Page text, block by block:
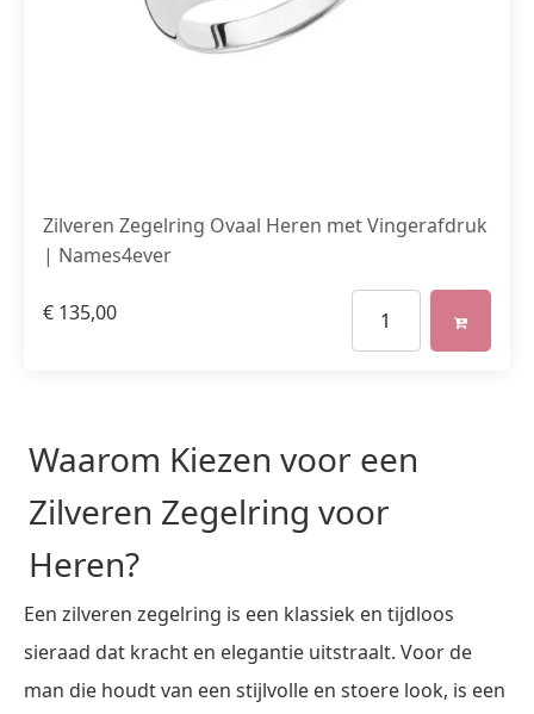
Zilveren Zegelring Ovaal Heren met Vingerafdruk
| Names4ever
€ 135,00
Waarom Kiezen voor een
Zilveren Zegelring voor
Heren?
Een zilveren zegelring is een klassiek en tijdloos
sieraad dat kracht en elegantie uitstraalt. Voor de
man die houdt van een stijlvolle en stoere look, is een